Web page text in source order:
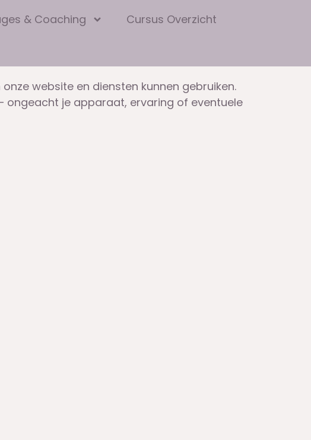
& Coaching
Cursus Overzicht
website en diensten kunnen gebruiken.
ongeacht je apparaat, ervaring of eventuele